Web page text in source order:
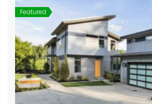
Featured